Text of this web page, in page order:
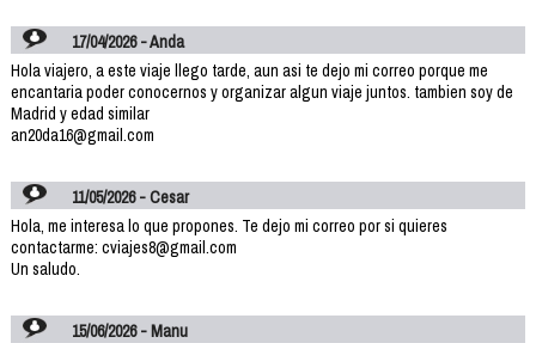
17/04/2026 - Anda
Hola viajero, a este viaje llego tarde, aun asi te dejo mi correo porque me
encantaria poder conocernos y organizar algun viaje juntos. tambien soy de
Madrid y edad similar
an20da16@gmail.com
11/05/2026 - Cesar
Hola, me interesa lo que propones. Te dejo mi correo por si quieres
contactarme: cviajes8@gmail.com
Un saludo.
15/06/2026 - Manu